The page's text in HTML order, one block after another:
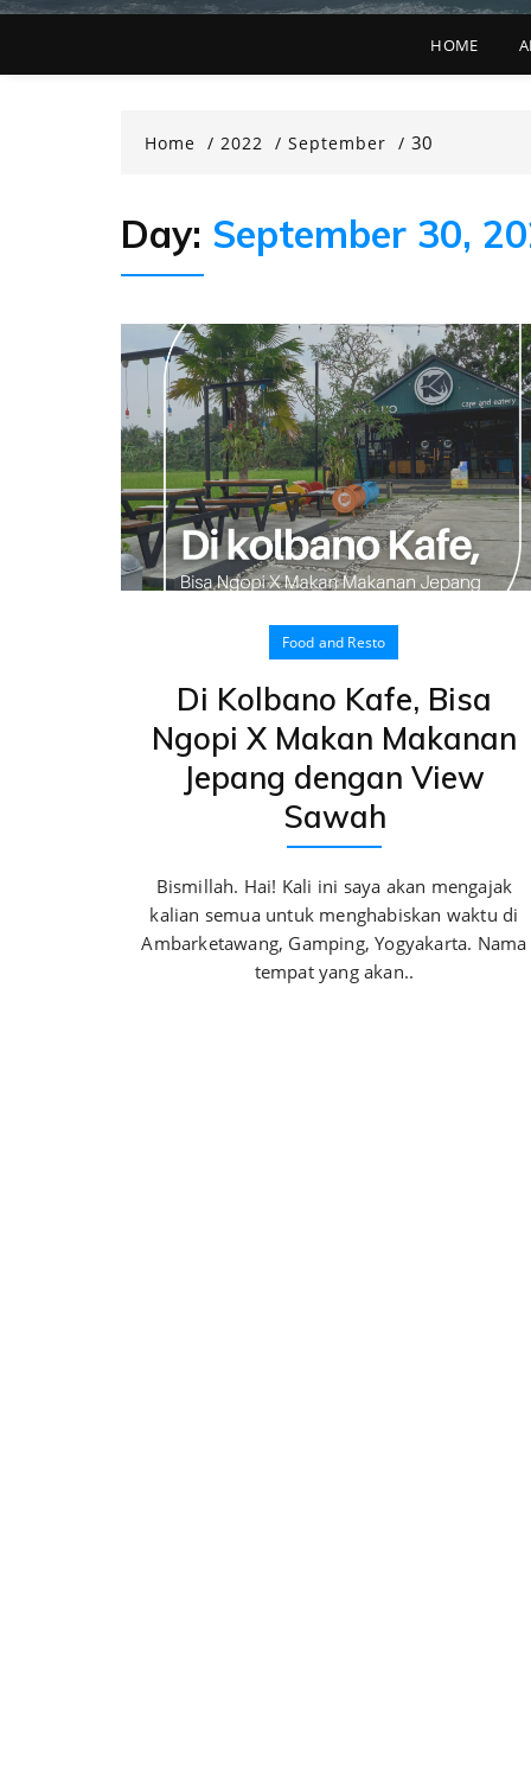
HOME
Home 2022 September 30
Day: September 30,
Food and Resto
Di Kolbano Kafe, Bisa
Ngopi X Makan Makanan
Jepang dengan View
Sawah
Bismillah. Hai! Kali ini saya akan mengajak
kalian semua untuk menghabiskan waktu di
Ambarketawang, Gamping, Yogyakarta. Nama
tempat yang akan..